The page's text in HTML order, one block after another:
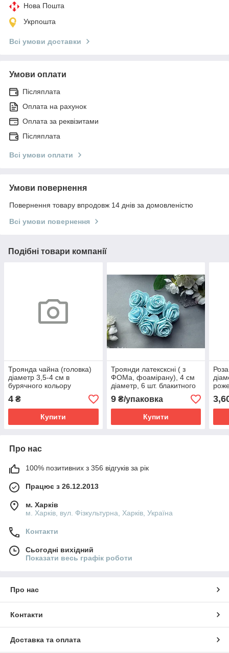
Нова Пошта
Укрпошта
Всі умови доставки
Умови оплати
Післяплата
Оплата на рахунок
Оплата за реквізитами
Післяплата
Всі умови оплати
Умови повернення
Повернення товару впродовж 14 днів за домовленістю
Всі умови повернення
Подібні товари компанії
Троянда чайна (головка)
діаметр 3,5-4 см в
бурячного кольору
поштучно
4 ₴
Купити
Троянди латексксні ( з
ФОМа, фоамірану), 4 см
діаметр, 6 шт. блакитного
кольору на стеблі
9₴/упаковка
Купити
Про нас
100% позитивних з 356 відгуків за рік
Працює з 26.12.2013
м. Харків
м. Харків, вул. Фізкультурна, Харків, Україна
Контакти
Сьогодні вихідний
Показати весь графік роботи
Про нас
Контакти
Доставка та оплата